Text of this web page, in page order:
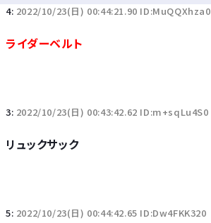
4: 2022/10/23(日) 00:44:21.90 ID:MuQQXhza0
ライダーベルト
3: 2022/10/23(日) 00:43:42.62 ID:m+sqLu4S0
リュックサック
5: 2022/10/23(日) 00:44:42.65 ID:Dw4FKK320